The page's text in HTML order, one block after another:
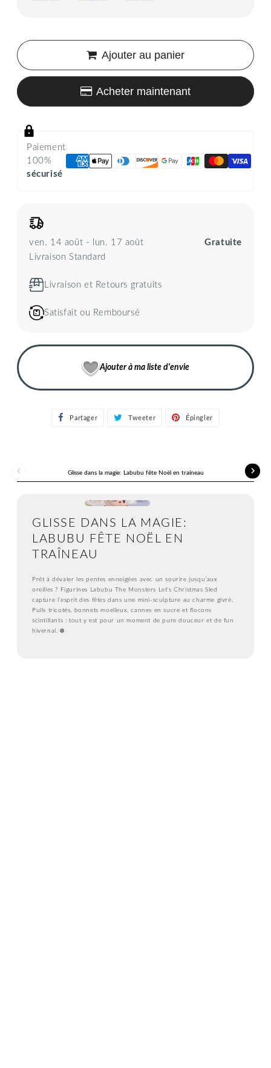
Ajouter au panier
Acheter maintenant
Paiement
100%
sécurisé
ven. 14 août - lun. 17 août
Gratuite
Livraison Standard
Livraison et Retours gratuits
Satisfait ou Remboursé
Ajouter à ma liste d'envie
Partager PartagerTweeter TweeterÉpingler
Glisse dans la magie: Labubu fête Noël en traîneau
GLISSE DANS LA MAGIE:
LABUBU FÊTE NOËL EN
TRAÎNEAU
Prêt à dévaler les pentes enneigées avec un sourire jusqu’aux
oreilles ? Figurines Labubu The Monsters Let's Christmas Sled
capture l’esprit des fêtes dans une mini-sculpture au charme givré.
Pulls tricotés, bonnets moelleux, cannes en sucre et flocons
scintillants : tout y est pour un moment de pure douceur et de fun
hivernal. ❄️